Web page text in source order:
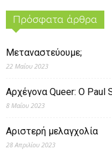
Πρόσφατα άρθρα
Μεταναστεύουμε;
22 Μαΐου 2023
Αρχέγονα Queer: O Paul
8 Μαΐου 2023
Αριστερή μελαγχολία
28 Απριλίου 2023